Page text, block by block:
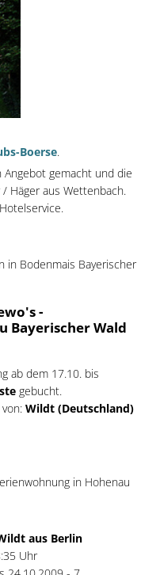
Boerse.
Angebot gemacht und die
Häger aus Wettenbach.
in Bodenmais Bayerischer
-
Bayerischer Wald
ab dem 17.10. bis
gebucht.
Wildt (Deutschland)
in Hohenau
aus Berlin
Uhr